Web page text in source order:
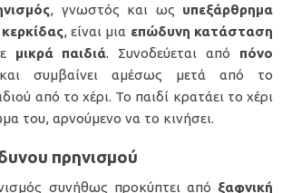
, γνωστός και ως υπεξάρθρημα
, είναι μια επώδυνη κατάσταση
μικρά παιδιά. Συνοδεύεται από πόνο
συμβαίνει αμέσως μετά από το
από το χέρι. Το παιδί κρατάει το χέρι
του, αρνούμενο να το κινήσει.
πρηνισμού
συνήθως προκύπτει από ξαφνική